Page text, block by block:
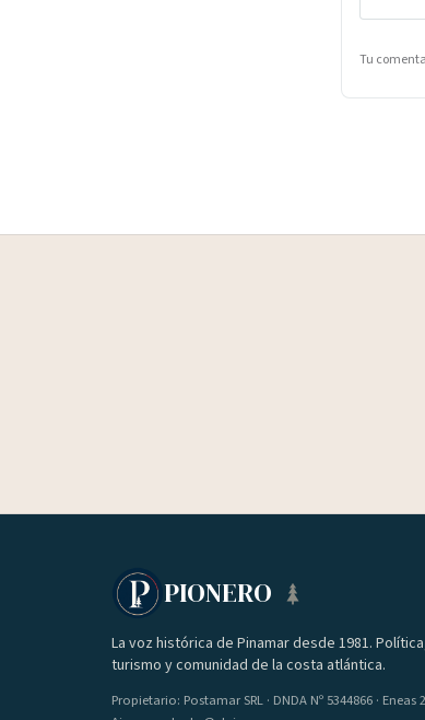
Tu
PIONERO
La voz histórica de Pinamar desde 1981.
turismo y comunidad de la costa atlántica.
Propietario: Postamar SRL · DNDA Nº 5344866 ·